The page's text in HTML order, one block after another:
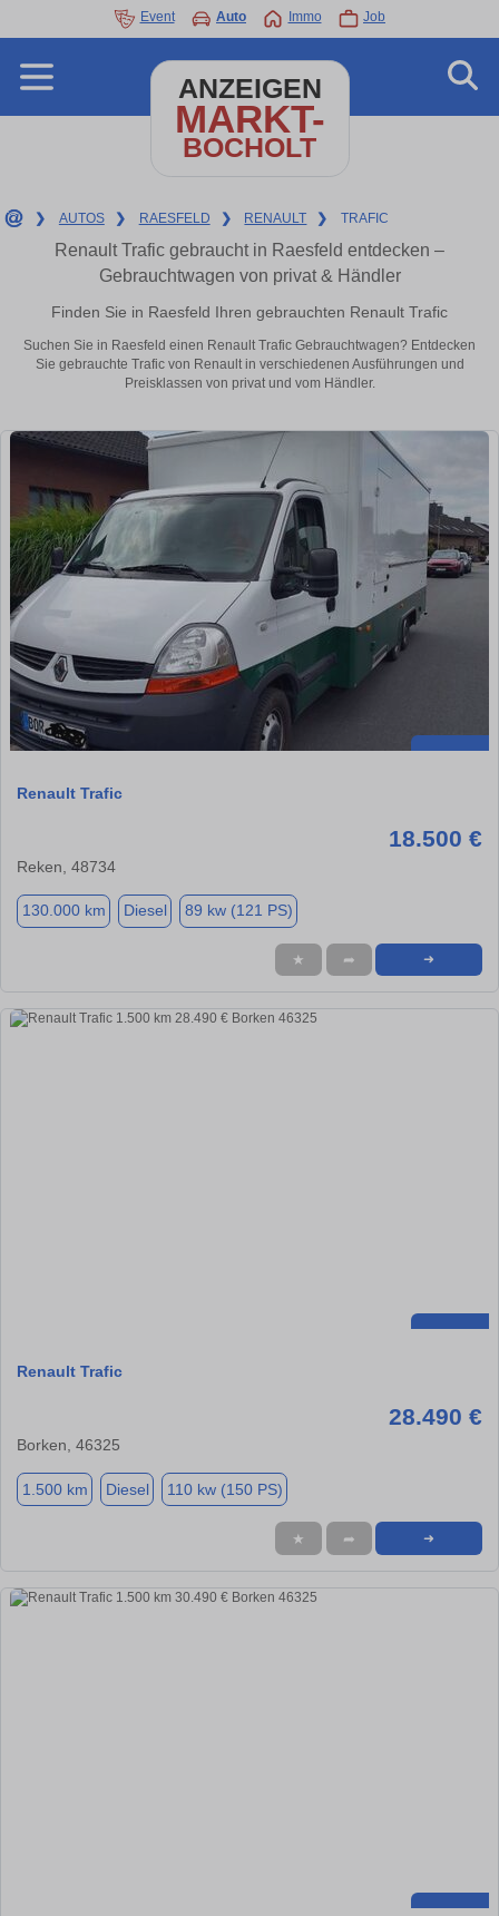
Event Auto Immo Job
ANZEIGEN
MARKT-
BOCHOLT
❯ AUTOS ❯ RAESFELD ❯ RENAULT ❯ TRAFIC
Renault Trafic gebraucht in Raesfeld entdecken –
Gebrauchtwagen von privat & Händler
Finden Sie in Raesfeld Ihren gebrauchten Renault Trafic
Suchen Sie in Raesfeld einen Renault Trafic Gebrauchtwagen? Entdecken
Sie gebrauchte Trafic von Renault in verschiedenen Ausführungen und
Preisklassen von privat und vom Händler.
Renault Trafic
18.500 €
Reken, 48734
130.000 km Diesel 89 kw (121 PS)
★ ➦ ➜
Renault Trafic
28.490 €
Borken, 46325
1.500 km Diesel 110 kw (150 PS)
★ ➦ ➜